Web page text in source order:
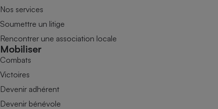
Nos services
Soumettre un litige
Rencontrer une association locale
Mobiliser
Combats
Victoires
Devenir adhérent
Devenir bénévole